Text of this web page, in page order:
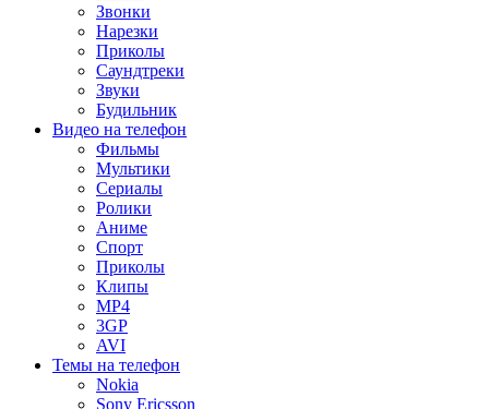
Звонки
Нарезки
Приколы
Саундтреки
Звуки
Будильник
Видео на телефон
Фильмы
Мультики
Сериалы
Ролики
Аниме
Спорт
Приколы
Клипы
MP4
3GP
AVI
Темы на телефон
Nokia
Sony Ericsson